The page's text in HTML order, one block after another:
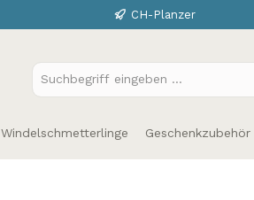
CH-Planzer
Windelschmetterlinge Geschenkzubehör